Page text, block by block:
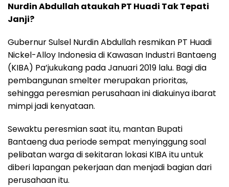
Nurdin Abdullah ataukah PT Huadi Tak Tepati
Janji?
Gubernur Sulsel Nurdin Abdullah resmikan PT Huadi
Nickel-Alloy Indonesia di Kawasan Industri Bantaeng
(KIBA) Pa’jukukang pada Januari 2019 lalu. Bagi dia
pembangunan smelter merupakan prioritas,
sehingga peresmian perusahaan ini diakuinya ibarat
mimpi jadi kenyataan.
Sewaktu peresmian saat itu, mantan Bupati
Bantaeng dua periode sempat menyinggung soal
pelibatan warga di sekitaran lokasi KIBA itu untuk
diberi lapangan pekerjaan dan menjadi bagian dari
perusahaan itu.